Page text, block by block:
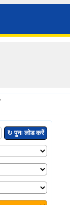
↻ पुनः लोड करें